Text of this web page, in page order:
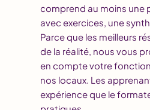
comprend au moins une
avec exercices, une
Parce que les meilleurs
de la réalité, nous vous
en compte votre
nos locaux. Les
expérience que le